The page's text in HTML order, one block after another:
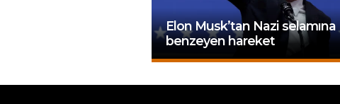
Elon Musk’tan Nazi selamına
benzeyen hareket